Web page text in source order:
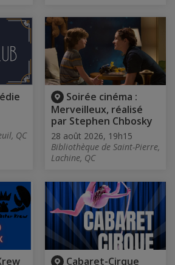
QC
Soirée cinéma :
Merveilleux, réalisé
par Stephen Chbosky
28 août 2026, 19h15
Bibliothèque de Saint-Pierre,
Lachine, QC
Cabaret-Cirque